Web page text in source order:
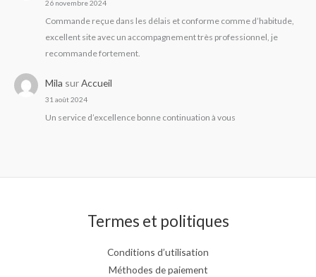
26 novembre 2024
Commande reçue dans les délais et conforme comme d’habitude,
excellent site avec un accompagnement très professionnel, je
recommande fortement.
Mila surAccueil
31 août 2024
Un service d’excellence bonne continuation à vous
Termes et politiques
Conditions d’utilisation
Méthodes de paiement